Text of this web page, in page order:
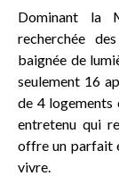
Dominant la
recherchée
baignée de
seulement 16
de 4 logements
entretenu qui
offre un parfait
vivre.